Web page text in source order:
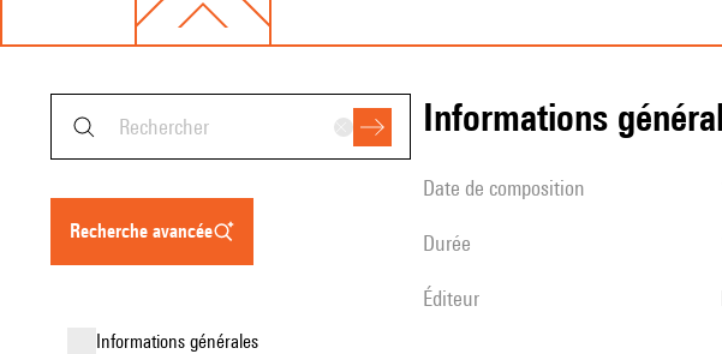
recherche avancée
informations générales
informations
date de composition
durée
éditeur